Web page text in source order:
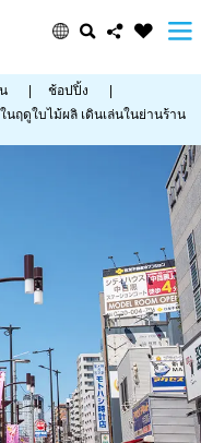
ช้อปปิ้ง
ฤดูใบไม้ผลิ เดินเล่นในย่านร้าน